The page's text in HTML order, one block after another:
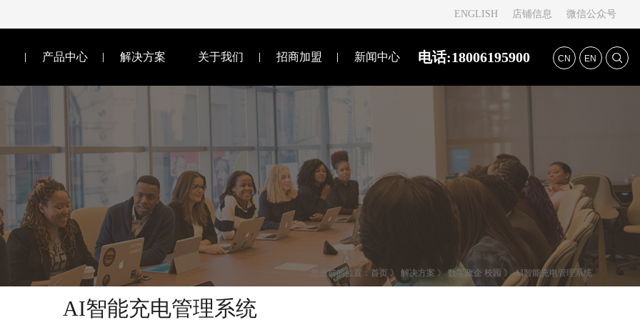
ENGLISH 店铺信息 微信公众号
CN EN
电话:18006195900
产品中心 解决方案 关于我们 招商加盟 新闻中心
您当前的位置： 首页 》 解决方案 》数字政企 校园 》AI智能充电管理系统
AI智能充电管理系统